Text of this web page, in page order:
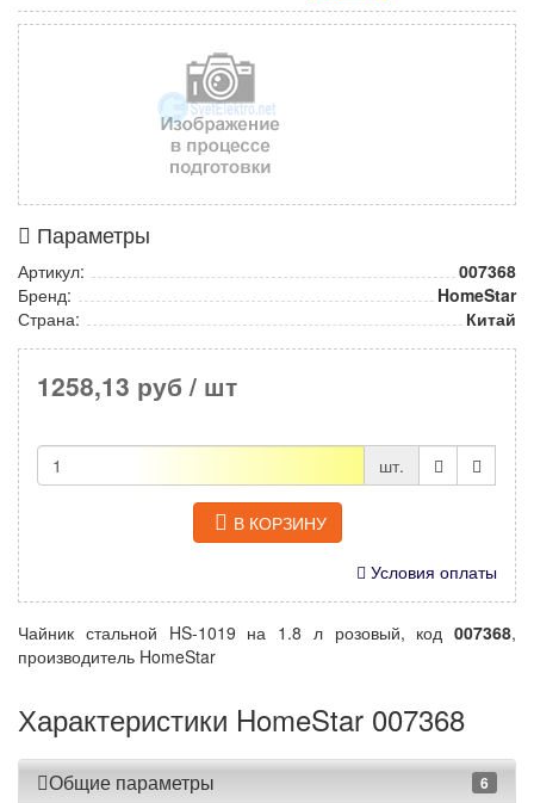
Параметры
Артикул:
007368
Бренд:
HomeStar
Страна:
Китай
1258,13 руб / шт
шт.
В КОРЗИНУ
Условия оплаты
Чайник стальной HS-1019 на 1.8 л розовый, код 007368,
производитель HomeStar
Характеристики HomeStar 007368
Общие параметры 6